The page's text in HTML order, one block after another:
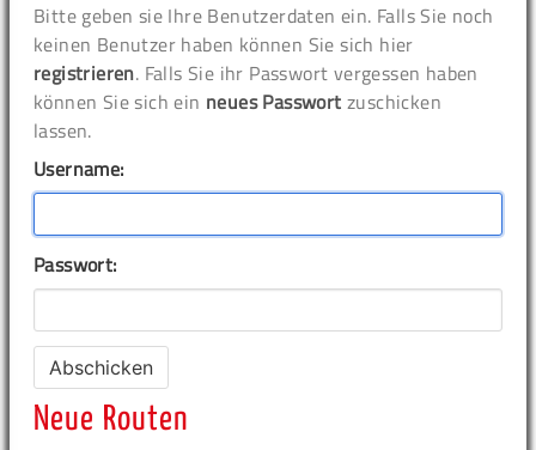
Bitte geben sie Ihre Benutzerdaten ein. Falls Sie noch
keinen Benutzer haben können Sie sich hier
registrieren. Falls Sie ihr Passwort vergessen haben
können Sie sich ein neues Passwort zuschicken
lassen.
Username:
Passwort:
Neue Routen